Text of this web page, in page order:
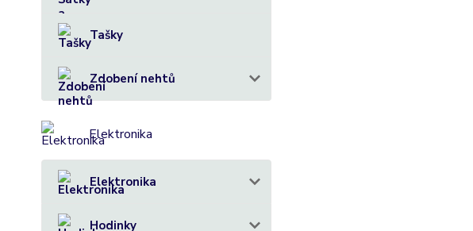
Tašky
Zdobení nehtů
Elektronika
Elektronika
Hodinky